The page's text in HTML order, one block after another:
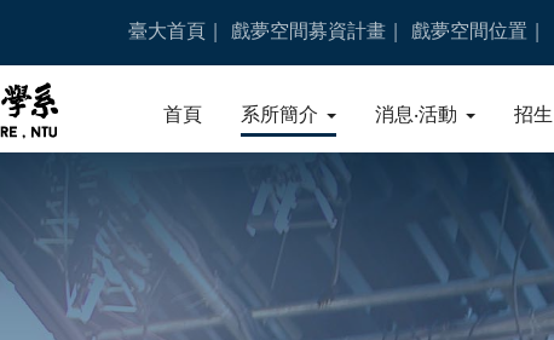
臺大首頁 戲夢空間募資計畫 戲夢空間位置
首頁 系所簡介 消息‧活動 招生